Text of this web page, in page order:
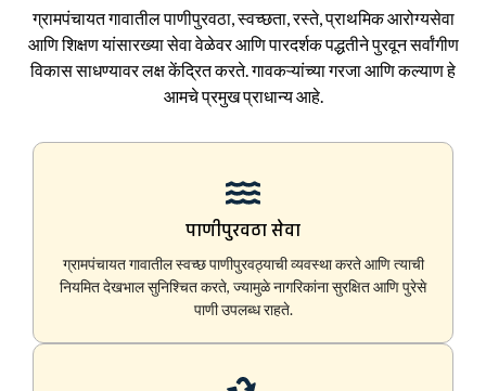
ग्रामपंचायत गावातील पाणीपुरवठा, स्वच्छता, रस्ते, प्राथमिक आरोग्यसेवा
आणि शिक्षण यांसारख्या सेवा वेळेवर आणि पारदर्शक पद्धतीने पुरवून सर्वांगीण
विकास साधण्यावर लक्ष केंद्रित करते. गावकऱ्यांच्या गरजा आणि कल्याण हे
आमचे प्रमुख प्राधान्य आहे.
पाणीपुरवठा सेवा
ग्रामपंचायत गावातील स्वच्छ पाणीपुरवठ्याची व्यवस्था करते आणि त्याची
नियमित देखभाल सुनिश्चित करते, ज्यामुळे नागरिकांना सुरक्षित आणि पुरेसे
पाणी उपलब्ध राहते.